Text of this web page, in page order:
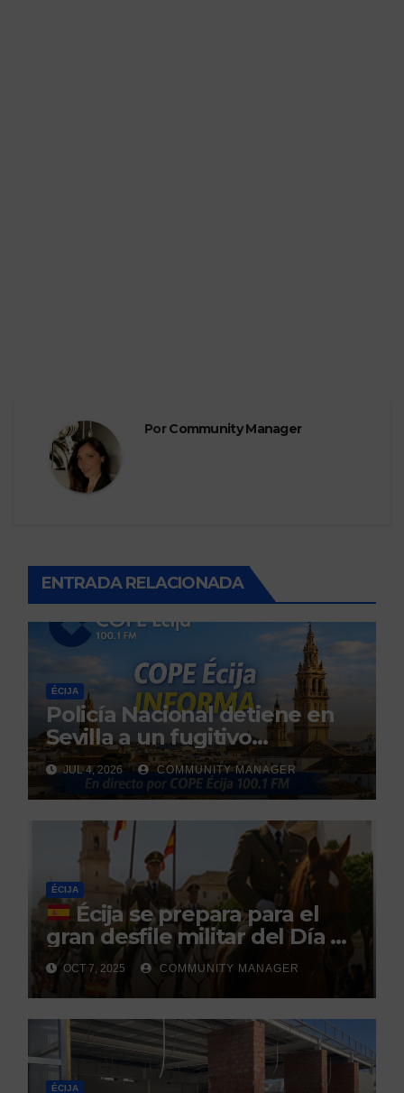
PorCommunity Manager
ENTRADA RELACIONADA
ÉCIJA
Policía Nacional detiene en
Sevilla a un fugitivo
reclamado por narcotráfico
tras no regresar a prisión
durante un permiso
penitenciario
JUL 4, 2026 COMMUNITY MANAGER
ÉCIJA
Écija se prepara para el
gran desfile militar del Día de
la Hispanidad organizado por
el Centro Militar de Cría
Caballar
OCT 7, 2025 COMMUNITY MANAGER
ÉCIJA